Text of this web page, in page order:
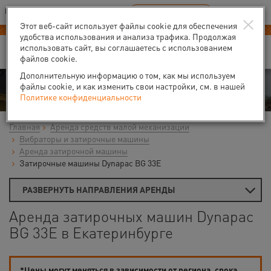
Ваш город:Екатеринбург
В Вашем регионе нет наших офисов RU EN
Аренда
Главная
Аренда средств малой механизации
Вибраторы и затирочные машины
Аренда затирочной машины
Затирочные машины Dynapac BG 33E
РАЗВЕРНУТЬ НАПРАВЛЕНИЯ АРЕНДЫ
Аренда затирочных машин Dynapac
BG 33E в Екатеринбурге
×
Этот веб-сайт использует файлы cookie для обеспечения
удобства использования и анализа трафика. Продолжая
использовать сайт, вы соглашаетесь с использованием
файлов cookie.
Дополнительную информацию о том, как мы используем
файлы cookie, и как изменить свои настройки, см. в нашей
Политике конфиденциальности